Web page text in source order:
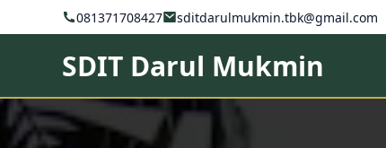
081371708427 sditdarulmukmin.tbk@gmail.com
SDIT Darul Mukmin